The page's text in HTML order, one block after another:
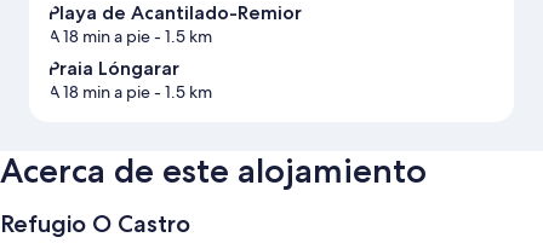
Playa de Acantilado-Remior
A 18 min a pie- 1.5 km
Praia Lóngarar
A 18 min a pie- 1.5 km
Acerca de este alojamiento
Refugio O Castro